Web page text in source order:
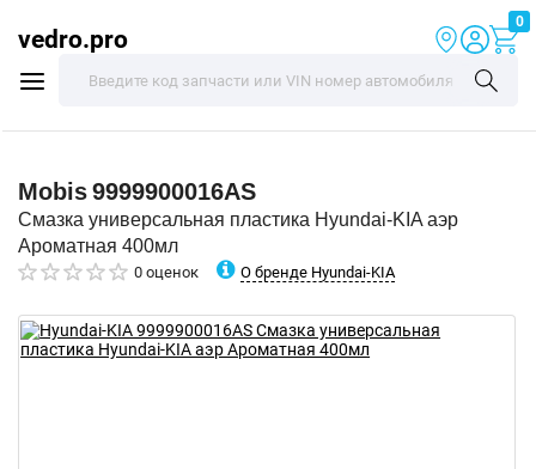
vedro.pro
0
Mobis9999900016AS
Смазка универсальная пластика Hyundai-KIA аэр
Ароматная 400мл
0 оценок О бренде Hyundai-KIA